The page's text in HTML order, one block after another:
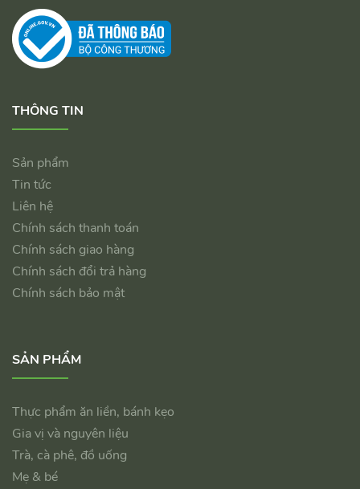
THÔNG TIN
Sản phẩm
Tin tức
Liên hệ
Chính sách thanh toán
Chính sách giao hàng
Chính sách đổi trả hàng
Chính sách bảo mật
SẢN PHẨM
Thực phẩm ăn liền, bánh kẹo
Gia vị và nguyên liệu
Trà, cà phê, đồ uống
Mẹ & bé